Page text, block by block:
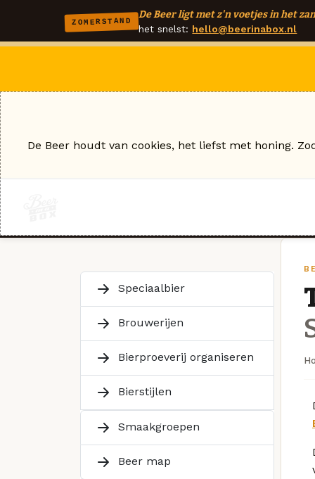
ZOMERSTAND
De Beer ligt met z'n voetjes in het
het snelst: hello@beerinabox.nl
Speciaalbier
Brouwerijen
Bierproeverij organiseren
Bierstijlen
Smaakgroepen
Beer map
De Beer houdt van cookies, het liefst met honing.